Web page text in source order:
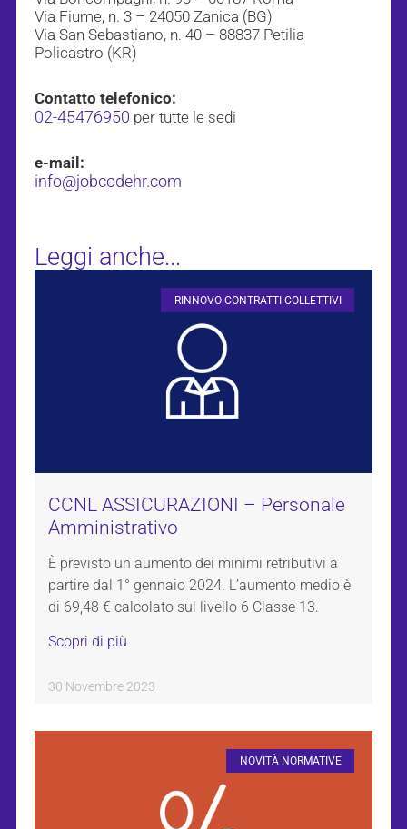
Via Fiume, n. 3 – 24050 Zanica (BG)
Via San Sebastiano, n. 40 – 88837 Petilia
Policastro (KR)
Contatto telefonico:
02-45476950 per tutte le sedi
e-mail:
info@jobcodehr.com
Leggi anche...
RINNOVO CONTRATTI COLLETTIVI
CCNL ASSICURAZIONI – Personale
Amministrativo
È previsto un aumento dei minimi retributivi a
partire dal 1° gennaio 2024. L’aumento medio è
di 69,48 € calcolato sul livello 6 Classe 13.
Scopri di più
30 Novembre 2023
NOVITÀ NORMATIVE